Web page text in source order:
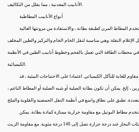
الأنابيب المعدنية ، مما يقلل من التكاليف.
أنواع الأنابيب المطاطية
المطاط المرن كطبقة بطانة ، والاستفادة من مرونتها العالية
الإعلام النقلة. وهي مناسبة لنقل الخام الخام والتركيز والطين المخلف
محطات الطاقة التي تعمل بالفحم وخطوط أنابيب الطين في الأنظمة
الكيميائية.
للغاية للتآكل الكيميائي. اعتمادا على الاحتياجات البيئية ، قد
، إلخ. يمكن أن تكون بطانة الصلبة أو شبه الصلبة أو المطاط الناعم ،
مطاط البوتيل مع مقاومة حرارية ممتازة كمادة بطانة. يمكن
أن تعمل باستمرار في وسائط التآكل وبيئات البخار عند درجة حرارة تصل إلى 140 درجة مئوية. مع مقاومة الزيت